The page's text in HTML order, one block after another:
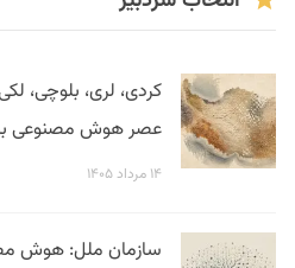
کردی، لری، بلوچی،
عصر هوش مصنوعی
۱۴ مرداد ۱۴۰۵
سازمان ملل: هوش